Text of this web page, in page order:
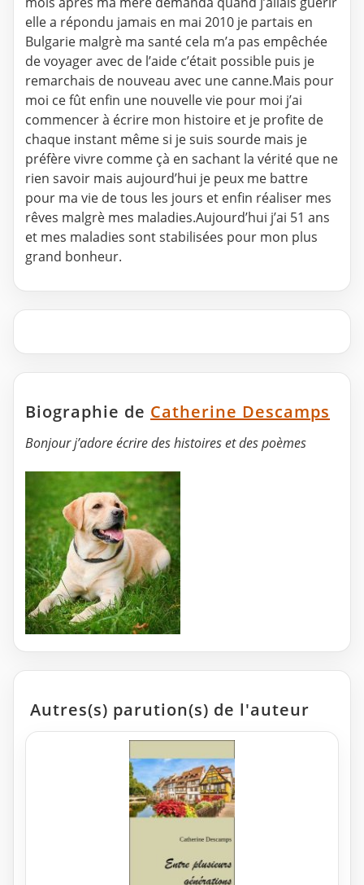
elle a répondu jamais en mai 2010 je partais en
Bulgarie malgrè ma santé cela m’a pas empêchée
de voyager avec de l’aide c’était possible puis je
remarchais de nouveau avec une canne.Mais pour
moi ce fût enfin une nouvelle vie pour moi j’ai
commencer à écrire mon histoire et je profite de
chaque instant même si je suis sourde mais je
préfère vivre comme çà en sachant la vérité que ne
rien savoir mais aujourd’hui je peux me battre
pour ma vie de tous les jours et enfin réaliser mes
rêves malgrè mes maladies.Aujourd’hui j’ai 51 ans
et mes maladies sont stabilisées pour mon plus
grand bonheur.
Biographie de Catherine Descamps
Bonjour j’adore écrire des histoires et des poèmes
Autres(s) parution(s) de l'auteur